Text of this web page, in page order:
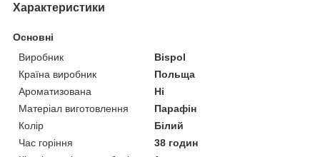
Характеристики
Основні
Виробник
Bispol
Країна виробник
Польща
Ароматизована
Ні
Матеріал виготовлення
Парафін
Колір
Білий
Час горіння
38 годин